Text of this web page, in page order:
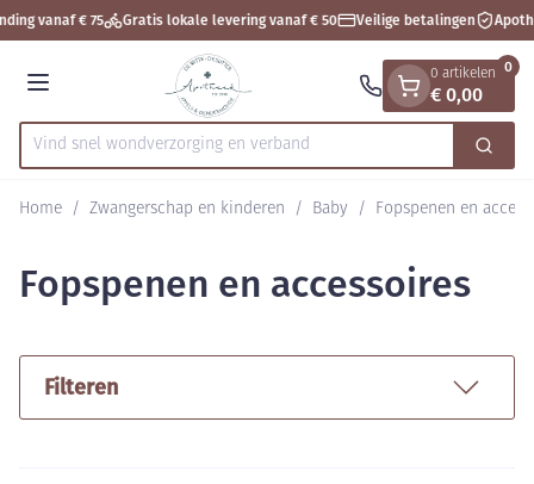
Ga naar de inhoud
1 van 1
vanaf € 75 Gratis lokale levering vanaf € 50 Veilige betalingen
Menu
Product, merk, categorie...
Vind snel wondverzorging en verband Zoek
0 artikelen
€ 0,00
0
Home / Zwangerschap en kinderen / Baby / Fopspenen en
Fopspenen en accessoires
Filteren